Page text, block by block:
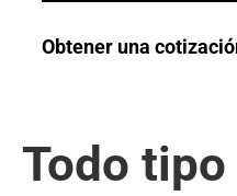
Obtener una
Todo tipo